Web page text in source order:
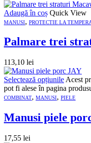
Adaugă în coș Quick View
MANUSI, PROTECTIE LA
Palmare trei
113,10 lei
Selectează opțiunile Acest
pot fi alese în pagina
COMBINAT, MANUSI, PIELE
Manusi piele
17,55 lei